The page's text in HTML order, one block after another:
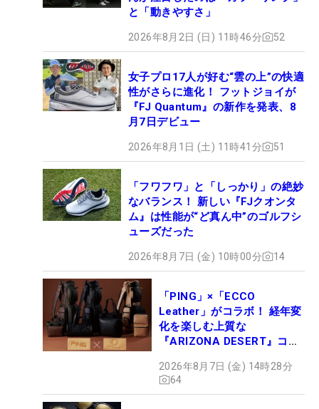
と「動きやすさ」
2026年8月2日 (日) 11時46分 52
女子プロ17人が好む“雲の上”の快適
性がさらに進化！ フットジョイが
『FJ Quantum』の新作を発表、8
月7日デビュー
2026年8月1日 (土) 11時41分 51
「フワフワ」と「しっかり」の絶妙
なバランス！ 新しい『FJクオンタ
ム』は性能が“ど真ん中”のゴルフシ
ューズだった
2026年8月7日 (金) 10時00分 14
「PING」×「ECCO
Leather」がコラボ！ 経年変
化を楽しむ上質な
『ARIZONA DESERT』コレ
ュー
2026年8月7日 (金) 14時28分
64